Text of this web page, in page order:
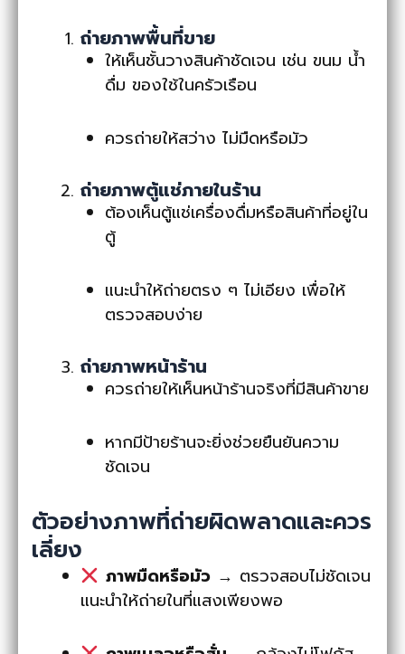
ถ่ายภาพพื้นที่ขาย
ให้เห็นชั้นวางสินค้าชัดเจน เช่น ขนม น้ำ
ดื่ม ของใช้ในครัวเรือน
ควรถ่ายให้สว่าง ไม่มืดหรือมัว
ถ่ายภาพตู้แช่ภายในร้าน
ต้องเห็นตู้แช่เครื่องดื่มหรือสินค้าที่อยู่ใน
ตู้
แนะนำให้ถ่ายตรง ๆ ไม่เอียง เพื่อให้
ตรวจสอบง่าย
ถ่ายภาพหน้าร้าน
ควรถ่ายให้เห็นหน้าร้านจริงที่มีสินค้าขาย
หากมีป้ายร้านจะยิ่งช่วยยืนยันความ
ชัดเจน
ตัวอย่างภาพที่ถ่ายผิดพลาดและควร
เลี่ยง
ภาพมืดหรือมัว→ ตรวจสอบไม่ชัดเจน
แนะนำให้ถ่ายในที่แสงเพียงพอ